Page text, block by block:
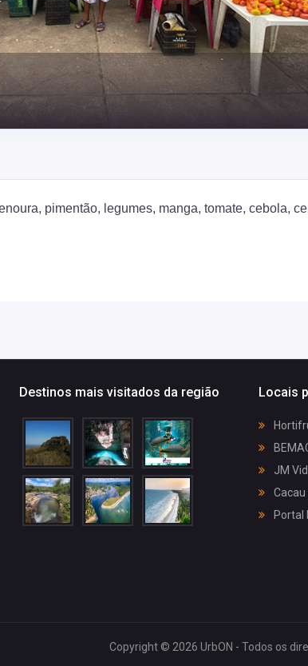
pimentão, legumes, manga, tomate, cebola,
Destinos mais visitados da região Locais
JM
Cacau
Portal
Copyright © 2026 UrbON - Todos os